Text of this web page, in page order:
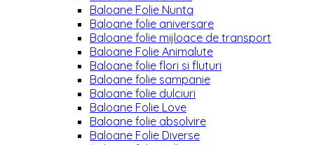
Baloane Folie Nunta
Baloane folie aniversare
Baloane folie mijloace de transport
Baloane Folie Animalute
Baloane folie flori si fluturi
Baloane folie sampanie
Baloane folie dulciuri
Baloane Folie Love
Baloane folie absolvire
Baloane Folie Diverse